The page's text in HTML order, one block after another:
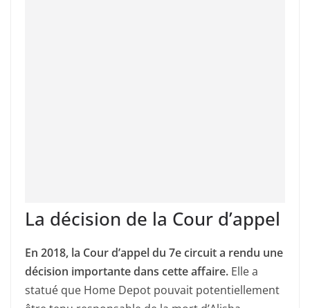
La décision de la Cour d’appel
En 2018, la Cour d’appel du 7e circuit a rendu une
décision importante dans cette affaire. Elle a
statué que Home Depot pouvait potentiellement